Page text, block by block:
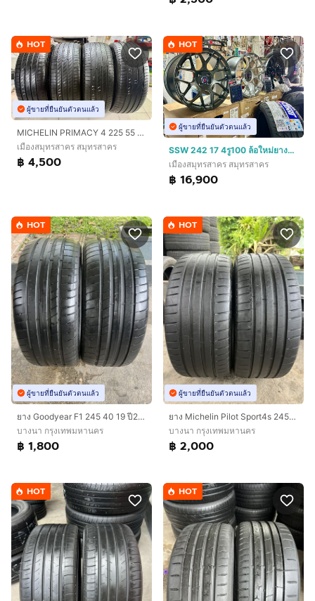
HOT
ผู้ขายที่ยืนยันตัวตนแล้ว
MICHELIN PRIMACY 4 225 55 17 ปี23 สวยงาม ไม่ปะ
เมืองสมุทรสาคร สมุทรสาคร
฿ 4,500
HOT
ผู้ขายที่ยืนยันตัวตนแล้ว
SSW 242 17 4รู100 ล้อใหม่ยางใหม่ แถมครบครบ
เมืองสมุทรสาคร สมุทรสาคร
฿ 16,900
HOT
ผู้ขายที่ยืนยันตัวตนแล้ว
ยาง Goodyear F1 245 40 19 ปี23 คู่ 1800 บาท RunFlat ไม่ปะ
บางนา กรุงเทพมหานคร
฿ 1,800
HOT
ผู้ขายที่ยืนยันตัวตนแล้ว
ยาง Michelin Pilot Sport4s 245/35/20 ปี22 คู่ 2000 บาท สภาพดี!!
บางนา กรุงเทพมหานคร
฿ 2,000
HOT HOT